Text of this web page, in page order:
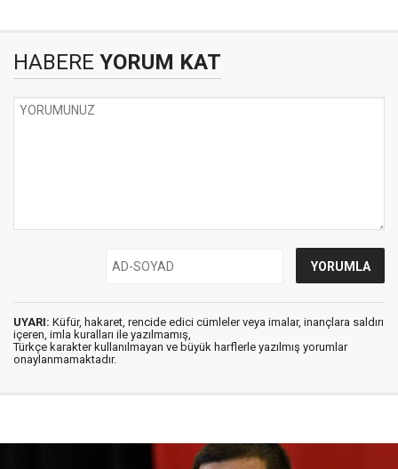
HABERE YORUM KAT
UYARI: Küfür, hakaret, rencide edici cümleler veya imalar, inançlara saldırı
içeren, imla kuralları ile yazılmamış,
Türkçe karakter kullanılmayan ve büyük harflerle yazılmış yorumlar
onaylanmamaktadır.